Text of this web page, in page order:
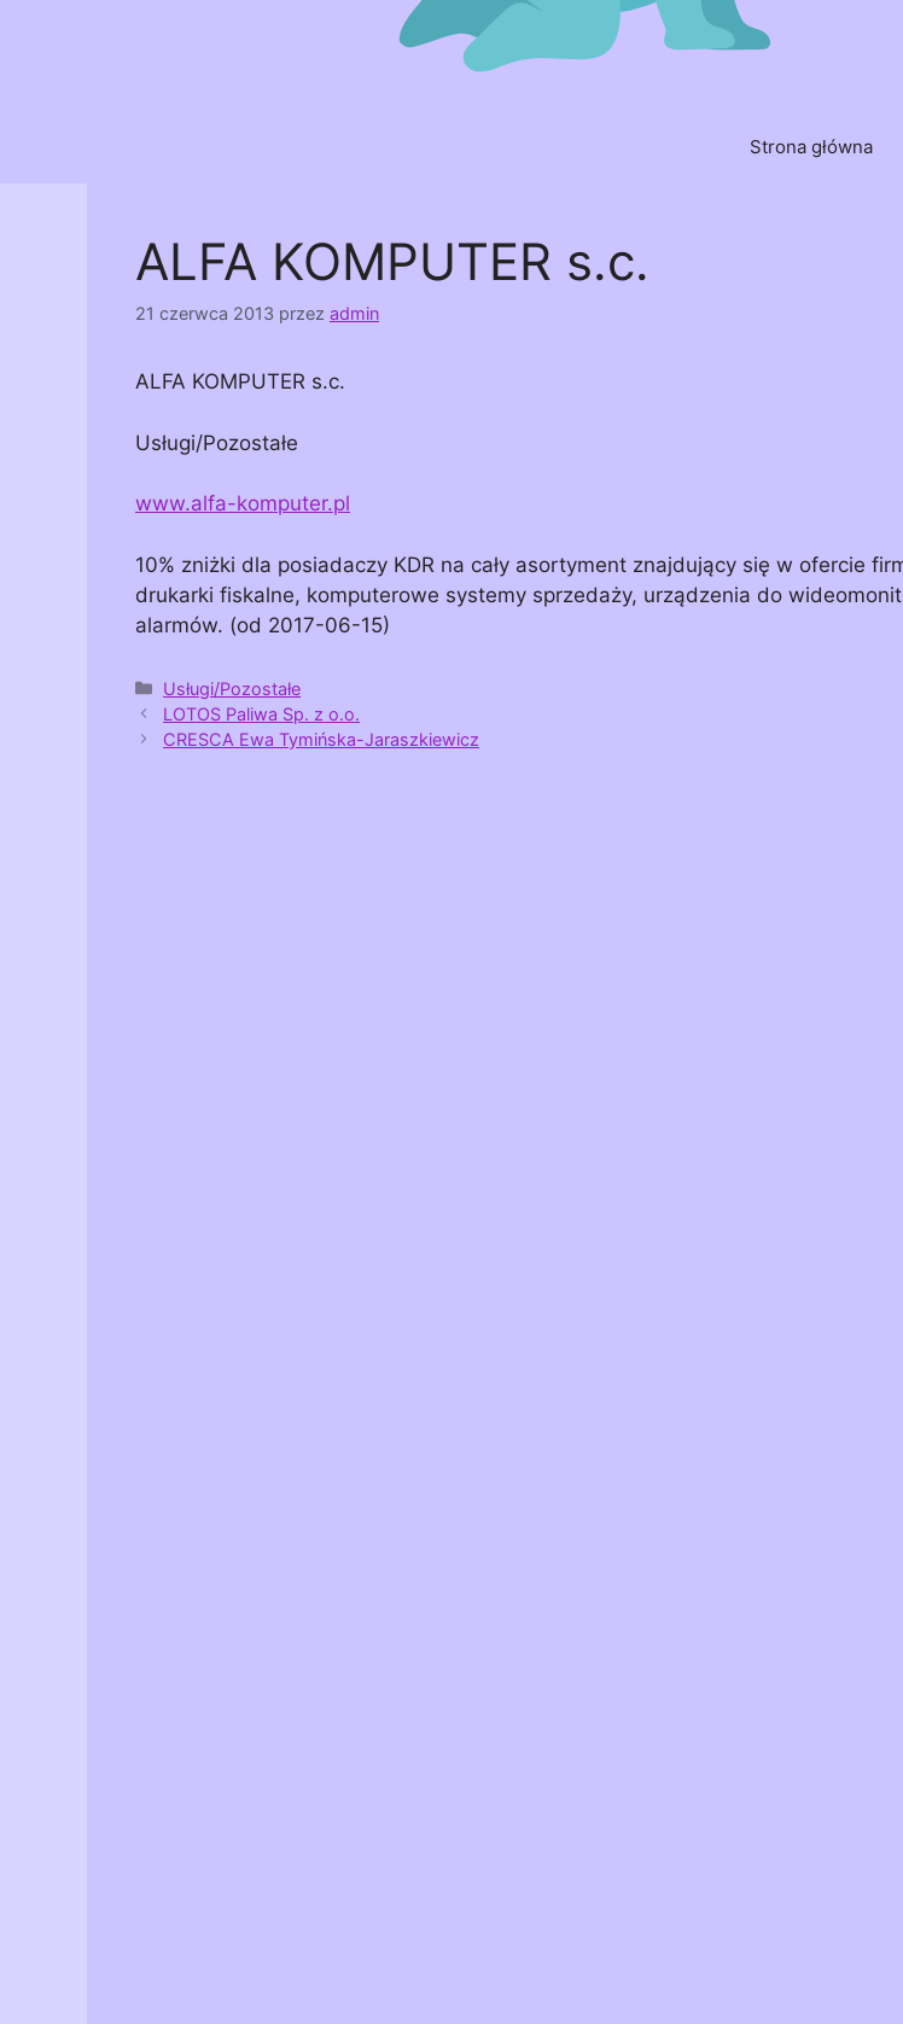
Strona główna
ALFA KOMPUTER s.c.
21 czerwca 2013 przez admin
ALFA KOMPUTER s.c.
Usługi/Pozostałe
www.alfa-komputer.pl
10% zniżki dla posiadaczy KDR na cały asortyment znajdujący się w ofercie
drukarki fiskalne, komputerowe systemy sprzedaży, urządzenia do
alarmów. (od 2017-06-15)
Kategorie
Usługi/Pozostałe
LOTOS Paliwa Sp. z o.o.
CRESCA Ewa Tymińska-Jaraszkiewicz